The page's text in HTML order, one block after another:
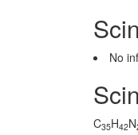
No
C35H42N